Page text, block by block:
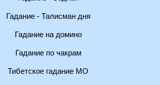
Гадание - Талисман дня
Гадание на домино
Гадание по чакрам
Тибетское гадание МО